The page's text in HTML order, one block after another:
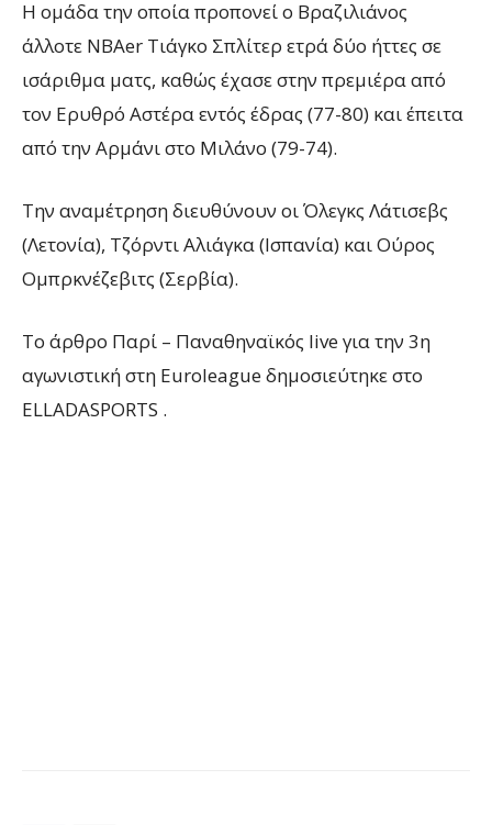
Η ομάδα την οποία προπονεί ο Βραζιλιάνος
άλλοτε NBAer Τιάγκο Σπλίτερ ετρά δύο ήττες σε
ισάριθμα ματς, καθώς έχασε στην πρεμιέρα από
τον Ερυθρό Αστέρα εντός έδρας (77-80) και έπειτα
από την Αρμάνι στο Μιλάνο (79-74).
Tην αναμέτρηση διευθύνουν οι Όλεγκς Λάτισεβς
(Λετονία), Τζόρντι Αλιάγκα (Ισπανία) και Ούρος
Ομπρκνέζεβιτς (Σερβία).
To άρθρο Παρί – Παναθηναϊκός live για την 3η
αγωνιστική στη Euroleague δημοσιεύτηκε στο
ELLADASPORTS .